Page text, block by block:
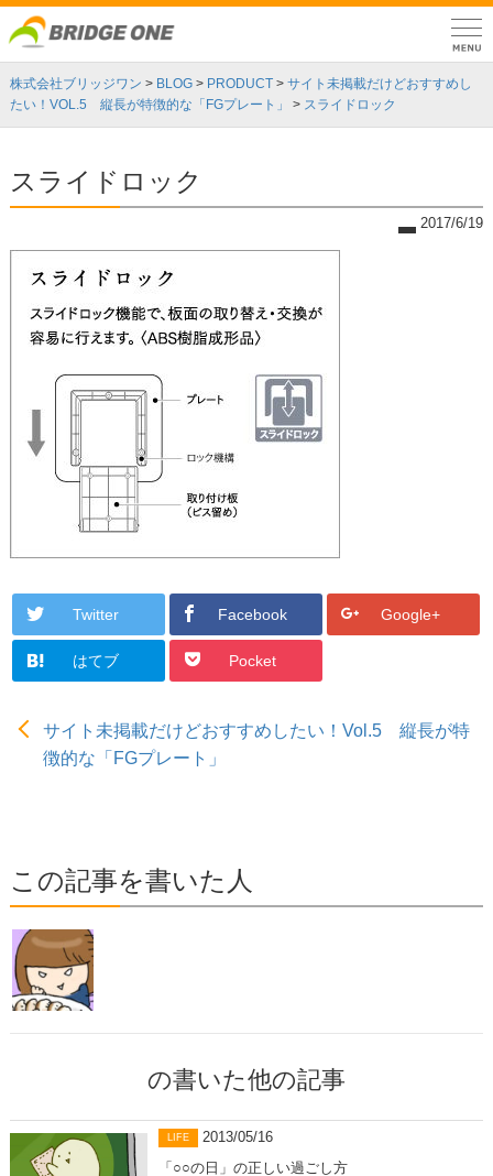
株式会社ブリッジワン > BLOG > PRODUCT > サイト未掲載だけどおすすめし
たい！VOL.5 縦長が特徴的な「FGプレート」
> スライドロック
スライドロック
2017/6/19
Twitter Facebook Google+
はてブ Pocket
サイト未掲載だけどおすすめしたい！Vol.5 縦長が特
徴的な「FGプレート」
この記事を書いた人
の書いた他の記事
LIFE
2013/05/16
「○○の日」の正しい過ごし方